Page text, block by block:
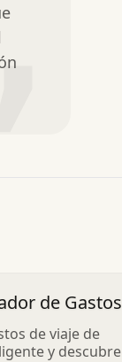
de Gastos
de viaje de
y descubre